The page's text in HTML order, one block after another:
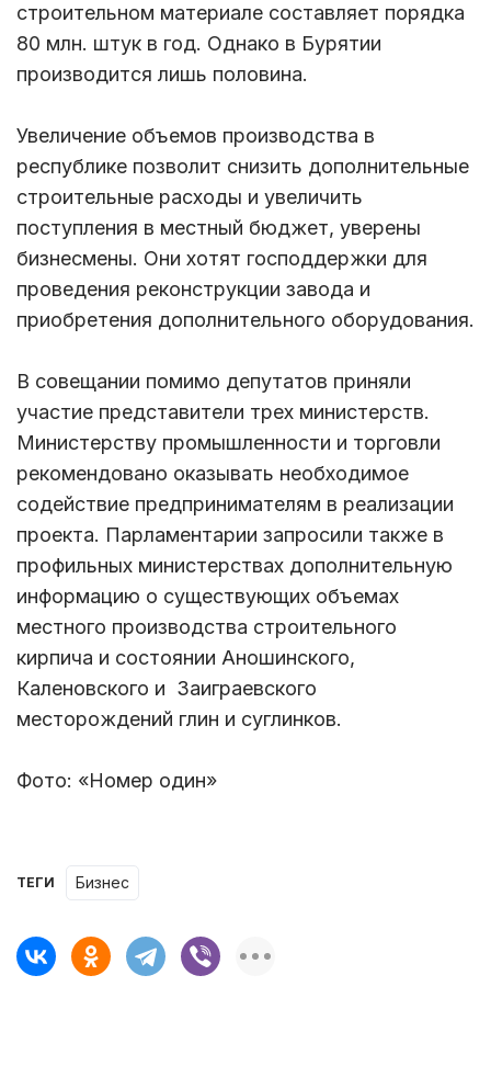
строительном материале составляет порядка
80 млн. штук в год. Однако в Бурятии
производится лишь половина.
Увеличение объемов производства в
республике позволит снизить дополнительные
строительные расходы и увеличить
поступления в местный бюджет, уверены
бизнесмены. Они хотят господдержки для
проведения реконструкции завода и
приобретения дополнительного оборудования.
В совещании помимо депутатов приняли
участие представители трех министерств.
Министерству промышленности и торговли
рекомендовано оказывать необходимое
содействие предпринимателям в реализации
проекта. Парламентарии запросили также в
профильных министерствах дополнительную
информацию о существующих объемах
местного производства строительного
кирпича и состоянии Аношинского,
Каленовского и Заиграевского
месторождений глин и суглинков.
Фото: «Номер один»
ТЕГИ бизнес